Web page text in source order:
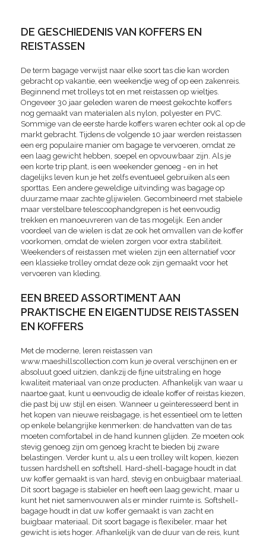
DE GESCHIEDENIS VAN KOFFERS EN
REISTASSEN
De term bagage verwijst naar elke soort tas die kan worden
gebracht op vakantie, een weekendje weg of op een zakenreis.
Beginnend met trolleys tot en met reistassen op wieltjes.
Ongeveer 30 jaar geleden waren de meest gekochte koffers
nog gemaakt van materialen als nylon, polyester en PVC.
Sommige van de eerste harde koffers waren echter ook al op de
markt gebracht. Tijdens de volgende 10 jaar werden reistassen
een erg populaire manier om bagage te vervoeren, omdat ze
een laag gewicht hebben, soepel en opvouwbaar zijn. Als je
een korte trip plant, is een weekender genoeg - en in het
dagelijks leven kun je het zelfs eventueel gebruiken als een
sporttas. Een andere geweldige uitvinding was bagage op
duurzame maar zachte glijwielen. Gecombineerd met stabiele
maar verstelbare telescoophandgrepen is het eenvoudig
trekken en manoeuvreren van de tas mogelijk. Een ander
voordeel van de wielen is dat ze ook het omvallen van de koffer
voorkomen, omdat de wielen zorgen voor extra stabiliteit.
Weekenders of reistassen met wielen zijn een alternatief voor
een klassieke trolley omdat deze ook zijn gemaakt voor het
vervoeren van kleding.
EEN BREED ASSORTIMENT AAN
PRAKTISCHE EN EIGENTIJDSE REISTASSEN
EN KOFFERS
Met de moderne, leren reistassen van
www.maeshillscollection.com kun je overal verschijnen en er
absoluut goed uitzien, dankzij de fijne uitstraling en hoge
kwaliteit materiaal van onze producten. Afhankelijk van waar u
naartoe gaat, kunt u eenvoudig de ideale koffer of reistas kiezen,
die past bij uw stijl en eisen. Wanneer u geïnteresseerd bent in
het kopen van nieuwe reisbagage, is het essentieel om te letten
op enkele belangrijke kenmerken: de handvatten van de tas
moeten comfortabel in de hand kunnen glijden. Ze moeten ook
stevig genoeg zijn om genoeg kracht te bieden bij zware
belastingen. Verder kunt u, als u een trolley wilt kopen, kiezen
tussen hardshell en softshell. Hard-shell-bagage houdt in dat
uw koffer gemaakt is van hard, stevig en onbuigbaar materiaal.
Dit soort bagage is stabieler en heeft een laag gewicht, maar u
kunt het niet samenvouwen als er minder ruimte is. Softshell-
bagage houdt in dat uw koffer gemaakt is van zacht en
buigbaar materiaal. Dit soort bagage is flexibeler, maar het
gewicht is iets hoger. Afhankelijk van de duur van de reis, kunt